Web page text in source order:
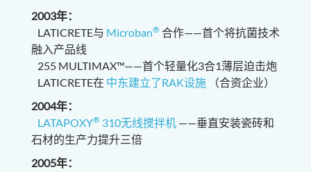
2003年：
LATICRETE与 Microban® 合作——首个将抗菌技术
融入产品线
255 MULTIMAX™——首个轻量化3合1薄层迫击炮
LATICRETE在 中东建立了RAK设施（合资企业）
2004年：
LATAPOXY® 310无线搅拌机——垂直安装瓷砖和
石材的生产力提升三倍
2005年：